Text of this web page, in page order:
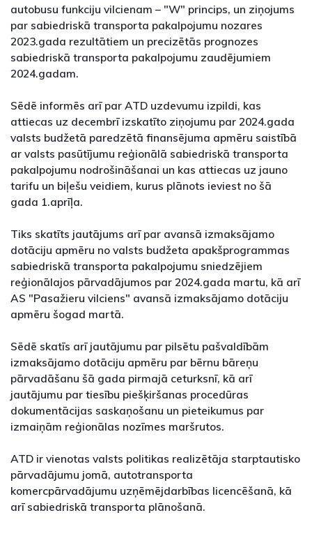
autobusu funkciju vilcienam – "W" princips, un ziņojums
par sabiedriskā transporta pakalpojumu nozares
2023.gada rezultātiem un precizētās prognozes
sabiedriskā transporta pakalpojumu zaudējumiem
2024.gadam.
Sēdē informēs arī par ATD uzdevumu izpildi, kas
attiecas uz decembrī izskatīto ziņojumu par 2024.gada
valsts budžetā paredzētā finansējuma apmēru saistībā
ar valsts pasūtījumu reģionālā sabiedriskā transporta
pakalpojumu nodrošināšanai un kas attiecas uz jauno
tarifu un biļešu veidiem, kurus plānots ieviest no šā
gada 1.aprīļa.
Tiks skatīts jautājums arī par avansā izmaksājamo
dotāciju apmēru no valsts budžeta apakšprogrammas
sabiedriskā transporta pakalpojumu sniedzējiem
reģionālajos pārvadājumos par 2024.gada martu, kā arī
AS "Pasažieru vilciens" avansā izmaksājamo dotāciju
apmēru šogad martā.
Sēdē skatīs arī jautājumu par pilsētu pašvaldībām
izmaksājamo dotāciju apmēru par bērnu bāreņu
pārvadāšanu šā gada pirmajā ceturksnī, kā arī
jautājumu par tiesību piešķiršanas procedūras
dokumentācijas saskaņošanu un pieteikumus par
izmaiņām reģionālas nozīmes maršrutos.
ATD ir vienotas valsts politikas realizētāja starptautisko
pārvadājumu jomā, autotransporta
komercpārvadājumu uzņēmējdarbības licencēšanā, kā
arī sabiedriskā transporta plānošanā.